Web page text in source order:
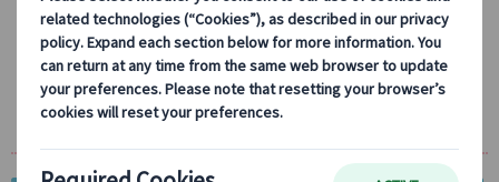
【夏季限定】バッキンガム宮殿入場券｜内部
見学チケット＋アフタヌーンティー付きプラ
ン選択可